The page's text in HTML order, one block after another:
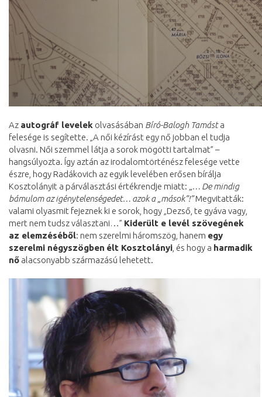
Az autográf levelek olvasásában Bíró-Balogh Tamásta
felesége is segítette. „A női kézírást egy nő jobban el tudja
olvasni. Női szemmel látja a sorok mögötti tartalmat” –
hangsúlyozta. Így aztán az irodalomtörténész felesége vette
észre, hogy Radákovich az egyik levelében erősen bírálja
Kosztolányit a párválasztási értékrendje miatt: „… De mindig
bámulom az igénytelenségedet… azok a „mások”!”Megvitatták:
valami olyasmit fejeznek ki e sorok, hogy „Dezső, te gyáva vagy,
mert nem tudsz választani…” Kiderült e levél szövegének
az elemzéséből: nem szerelmi háromszög, hanem egy
szerelmi négyszögben élt Kosztolányi, és hogy a harmadik
nő alacsonyabb származású lehetett.